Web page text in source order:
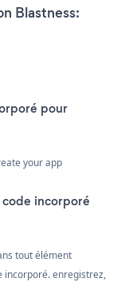
Blastness:
pour
your app
incorporé
tout élément
incorporé. enregistrez,